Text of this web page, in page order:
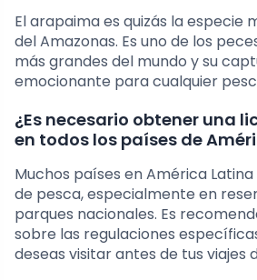
El arapaima es quizás la especie
del Amazonas. Es uno de los
más grandes del mundo y su
emocionante para cualquier
¿Es necesario obtener una
en todos los países de
Muchos países en América
de pesca, especialmente en
parques nacionales. Es
sobre las regulaciones
deseas visitar antes de tus viajes